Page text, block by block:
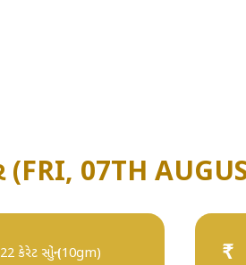
07TH
22 કેરેટ સોનું (10gm) ₹